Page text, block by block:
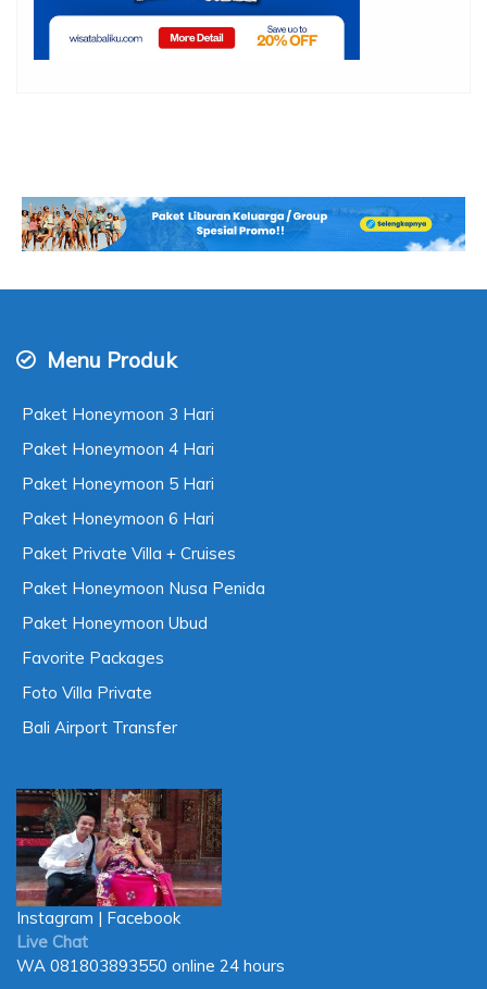
Menu Produk
Paket Honeymoon 3 Hari
Paket Honeymoon 4 Hari
Paket Honeymoon 5 Hari
Paket Honeymoon 6 Hari
Paket Private Villa + Cruises
Paket Honeymoon Nusa Penida
Paket Honeymoon Ubud
Favorite Packages
Foto Villa Private
Bali Airport Transfer
Instagram | Facebook
Live Chat
WA 081803893550 online 24 hours